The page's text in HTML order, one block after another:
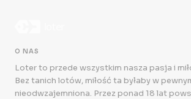
O NAS
Loter to przede wszystkim nasza pasja i
Bez tanich lotów, miłość ta byłaby w
nieodwzajemniona. Przez ponad 18 lat